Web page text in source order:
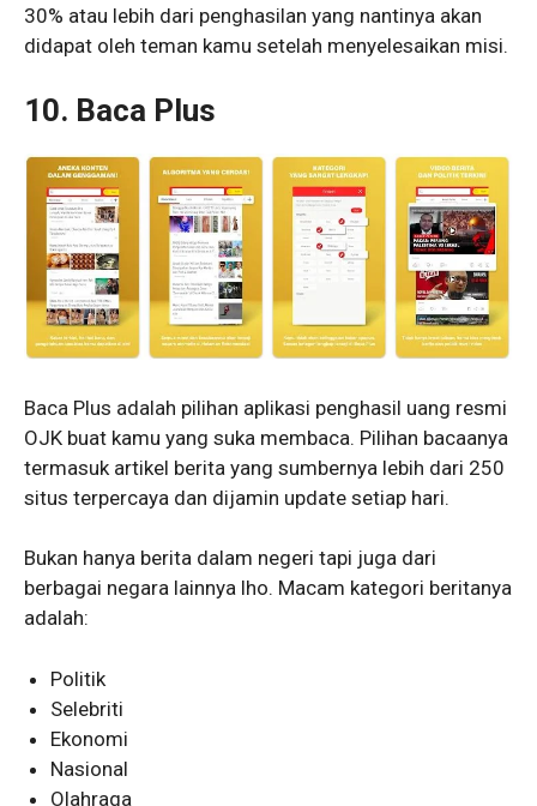
30% atau lebih dari penghasilan yang nantinya akan
didapat oleh teman kamu setelah menyelesaikan misi.
10. Baca Plus
Baca Plus adalah pilihan aplikasi penghasil uang resmi
OJK buat kamu yang suka membaca. Pilihan bacaanya
termasuk artikel berita yang sumbernya lebih dari 250
situs terpercaya dan dijamin update setiap hari.
Bukan hanya berita dalam negeri tapi juga dari
berbagai negara lainnya lho. Macam kategori beritanya
adalah:
Politik
Selebriti
Ekonomi
Nasional
Olahraga